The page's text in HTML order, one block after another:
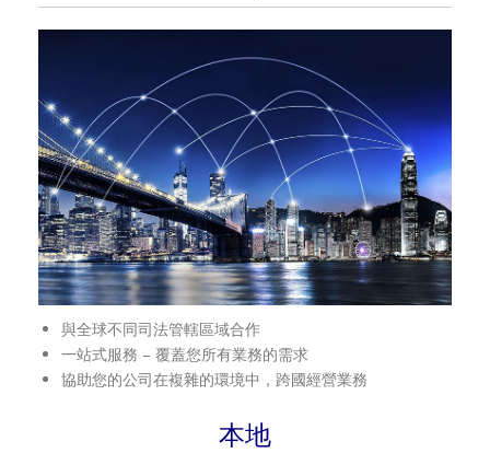
與全球不同司法管轄區域合作
一站式服務 – 覆蓋您所有業務的需求
協助您的公司在複雜的環境中，跨國經營業務
本地